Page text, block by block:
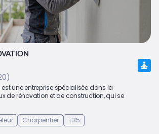
une entreprise spécialisée dans la
de rénovation et de construction, qui se
Charpentier +35